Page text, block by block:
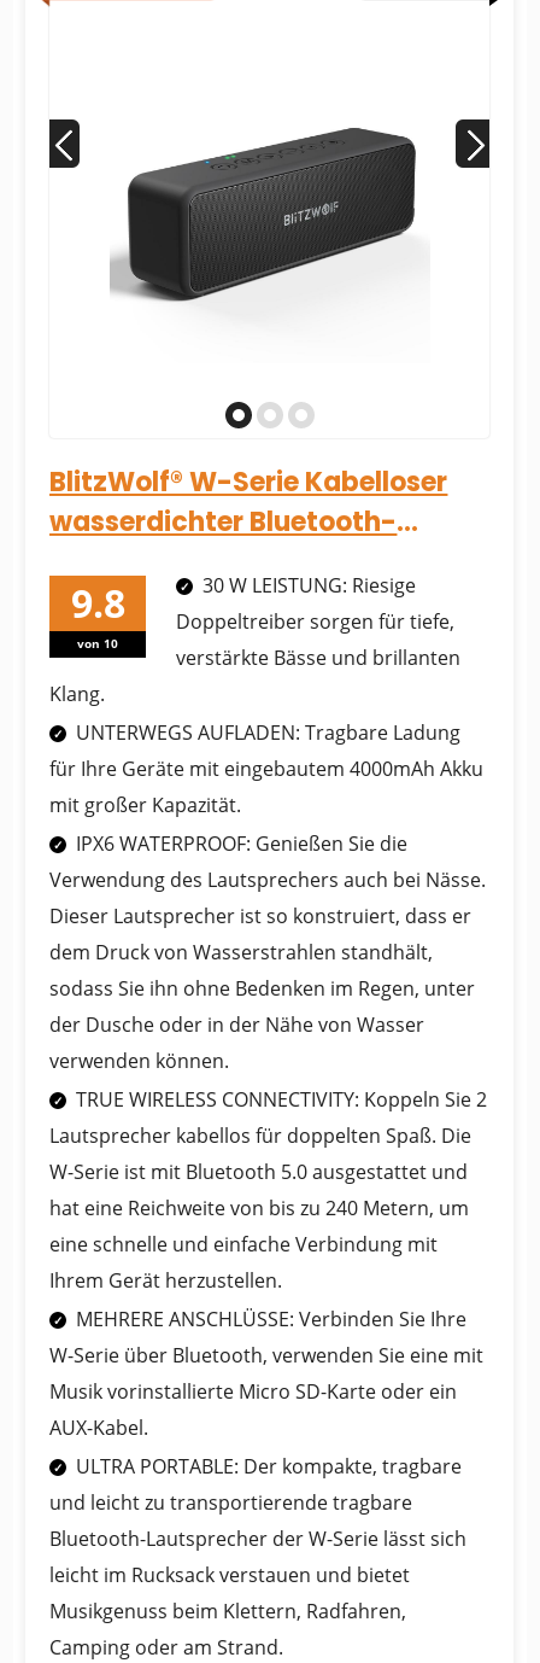
BlitzWolf® W-Serie Kabelloser
wasserdichter Bluetooth-
von 10
30 W LEISTUNG: Riesige
Doppeltreiber sorgen für tiefe,
verstärkte Bässe und brillanten
Klang.
UNTERWEGS AUFLADEN: Tragbare Ladung
für Ihre Geräte mit eingebautem 4000mAh Akku
mit großer Kapazität.
IPX6 WATERPROOF: Genießen Sie die
Verwendung des Lautsprechers auch bei Nässe.
Dieser Lautsprecher ist so konstruiert, dass er
dem Druck von Wasserstrahlen standhält,
sodass Sie ihn ohne Bedenken im Regen, unter
der Dusche oder in der Nähe von Wasser
verwenden können.
TRUE WIRELESS CONNECTIVITY: Koppeln Sie 2
Lautsprecher kabellos für doppelten Spaß. Die
W-Serie ist mit Bluetooth 5.0 ausgestattet und
hat eine Reichweite von bis zu 240 Metern, um
eine schnelle und einfache Verbindung mit
Ihrem Gerät herzustellen.
MEHRERE ANSCHLÜSSE: Verbinden Sie Ihre
W-Serie über Bluetooth, verwenden Sie eine mit
Musik vorinstallierte Micro SD-Karte oder ein
AUX-Kabel.
ULTRA PORTABLE: Der kompakte, tragbare
und leicht zu transportierende tragbare
Bluetooth-Lautsprecher der W-Serie lässt sich
leicht im Rucksack verstauen und bietet
Musikgenuss beim Klettern, Radfahren,
Camping oder am Strand.